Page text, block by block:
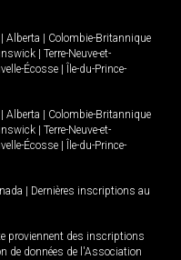
Alberta
Colombie-Britannique
Terre-Neuve-et-
Écosse
Île-du-Prince-
Alberta
Colombie-Britannique
Terre-Neuve-et-
Écosse
Île-du-Prince-
Dernières inscriptions au
proviennent des inscriptions
de données de l'Association